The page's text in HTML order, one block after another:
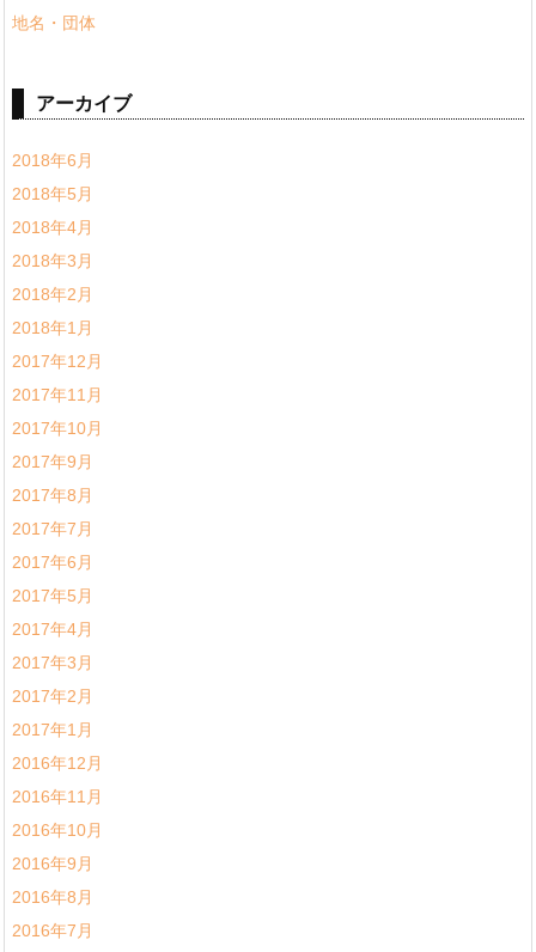
地名・団体
アーカイブ
2018年6月
2018年5月
2018年4月
2018年3月
2018年2月
2018年1月
2017年12月
2017年11月
2017年10月
2017年9月
2017年8月
2017年7月
2017年6月
2017年5月
2017年4月
2017年3月
2017年2月
2017年1月
2016年12月
2016年11月
2016年10月
2016年9月
2016年8月
2016年7月